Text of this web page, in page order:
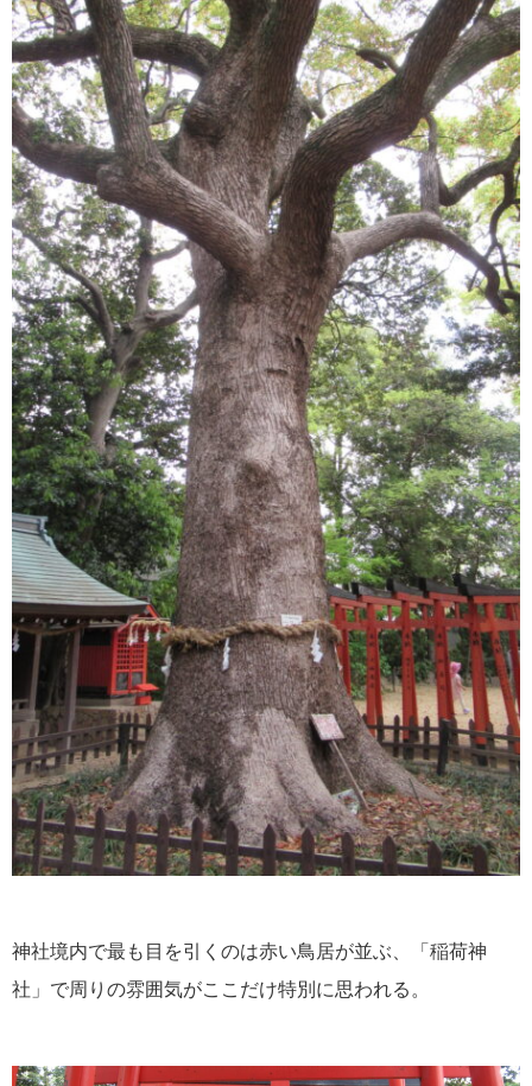
神社境内で最も目を引くのは赤い鳥居が並ぶ、「稲荷神
社」で周りの雰囲気がここだけ特別に思われる。